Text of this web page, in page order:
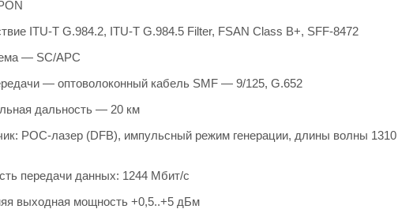
ITU-T G.984.2, ITU-T G.984.5 Filter, FSAN Class B+, SFF-8472
— SC/APC
— оптоволоконный кабель SMF — 9/125, G.652
дальность — 20 км
POC-лазер (DFB), импульсный режим генерации, длины волны
передачи данных: 1244 Мбит/с
выходная мощность +0,5..+5 дБм